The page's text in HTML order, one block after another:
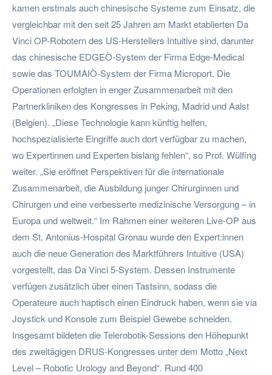
kamen erstmals auch chinesische Systeme zum Einsatz, die
vergleichbar mit den seit 25 Jahren am Markt etablierten Da
Vinci OP-Robotern des US-Herstellers Intuitive sind, darunter
das chinesische EDGEÒ-System der Firma Edge-Medical
sowie das TOUMAIÒ-System der Firma Microport. Die
Operationen erfolgten in enger Zusammenarbeit mit den
Partnerkliniken des Kongresses in Peking, Madrid und Aalst
(Belgien). „Diese Technologie kann künftig helfen,
hochspezialisierte Eingriffe auch dort verfügbar zu machen,
wo Expertinnen und Experten bislang fehlen“, so Prof. Wülfing
weiter. „Sie eröffnet Perspektiven für die internationale
Zusammenarbeit, die Ausbildung junger Chirurginnen und
Chirurgen und eine verbesserte medizinische Versorgung – in
Europa und weltweit.“ Im Rahmen einer weiteren Live-OP aus
dem St. Antonius-Hospital Gronau wurde den Expert:innen
auch die neue Generation des Marktführers Intuitive (USA)
vorgestellt, das Da Vinci 5-System. Dessen Instrumente
verfügen zusätzlich über einen Tastsinn, sodass die
Operateure auch haptisch einen Eindruck haben, wenn sie via
Joystick und Konsole zum Beispiel Gewebe schneiden.
Insgesamt bildeten die Telerobotik-Sessions den Höhepunkt
des zweitägigen DRUS-Kongresses unter dem Motto „Next
Level – Robotic Urology and Beyond“. Rund 400